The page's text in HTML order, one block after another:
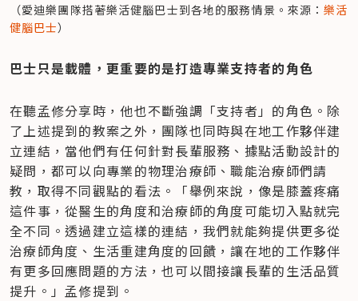
（愛迪樂團隊搭著樂活健腦巴士到各地的服務情景。來源：樂活
健腦巴士）
巴士只是載體，更重要的是打造專業支持者的角色
在聽孟修分享時，他也不斷強調「支持者」的角色。除
了上述提到的教案之外，團隊也同時與在地工作夥伴建
立連結，當他們有任何針對長輩服務、據點活動設計的
疑問，都可以向專業的物理治療師、職能治療師們請
教，取得不同觀點的看法。「舉例來說，像是膝蓋疼痛
這件事，從醫生的角度和治療師的角度可能切入點就完
全不同。透過建立這樣的連結，我們就能夠提供更多從
治療師角度、生活重建角度的回饋，讓在地的工作夥伴
有更多回應問題的方法，也可以間接讓長輩的生活品質
提升。」孟修提到。